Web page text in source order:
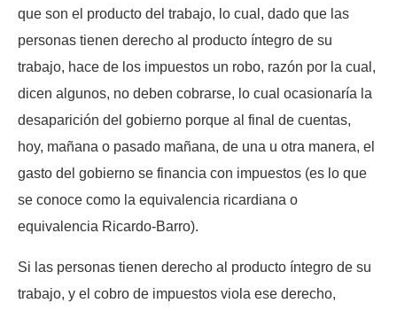
que son el producto del trabajo, lo cual, dado que las
personas tienen derecho al producto íntegro de su
trabajo, hace de los impuestos un robo, razón por la cual,
dicen algunos, no deben cobrarse, lo cual ocasionaría la
desaparición del gobierno porque al final de cuentas,
hoy, mañana o pasado mañana, de una u otra manera, el
gasto del gobierno se financia con impuestos (es lo que
se conoce como la equivalencia ricardiana o
equivalencia Ricardo-Barro).
Si las personas tienen derecho al producto íntegro de su
trabajo, y el cobro de impuestos viola ese derecho,